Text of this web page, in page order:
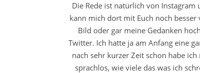
Die Rede ist natürlich von
kann mich dort mit Euch noch
Bild oder gar meine Gedanken
Twitter. Ich hatte ja am Anfang eine
nach sehr kurzer Zeit schon habe
sprachlos, wie viele das was ich